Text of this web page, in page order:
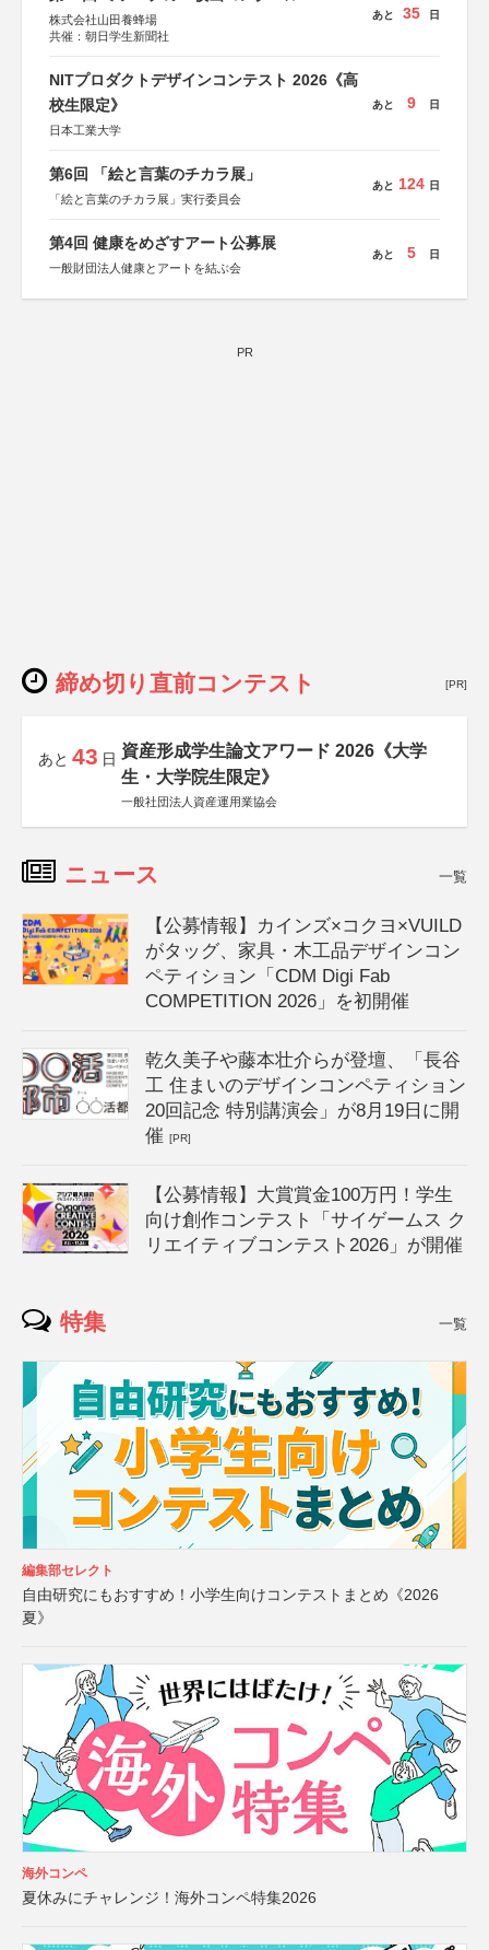
株式会社山田養蜂場
共催：朝日学生新聞社
あと 35 日
NITプロダクトデザインコンテスト 2026《高
校生限定》
日本工業大学
あと 9 日
第6回 「絵と言葉のチカラ展」
「絵と言葉のチカラ展」実行委員会
あと 124 日
第4回 健康をめざすアート公募展
一般財団法人健康とアートを結ぶ会
あと 5 日
PR
締め切り直前コンテスト [PR]
あと 43 日 資産形成学生論文アワード 2026《大学
生・大学院生限定》
一般社団法人資産運用業協会
ニュース 一覧
【公募情報】カインズ×コクヨ×VUILD
がタッグ、家具・木工品デザインコン
ペティション「CDM Digi Fab
COMPETITION 2026」を初開催
乾久美子や藤本壮介らが登壇、「長谷
工 住まいのデザインコンペティション
20回記念 特別講演会」が8月19日に開
催[PR]
【公募情報】大賞賞金100万円！学生
向け創作コンテスト「サイゲームス ク
リエイティブコンテスト2026」が開催
特集 一覧
編集部セレクト
自由研究にもおすすめ！小学生向けコンテストまとめ《2026
夏》
海外コンペ
夏休みにチャレンジ！海外コンペ特集2026